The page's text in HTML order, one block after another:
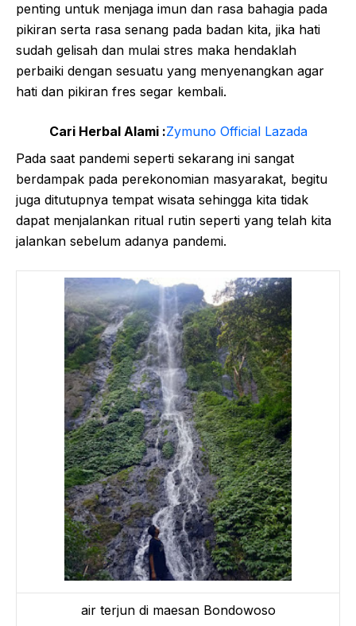
penting untuk menjaga imun dan rasa bahagia pada
pikiran serta rasa senang pada badan kita, jika hati
sudah gelisah dan mulai stres maka hendaklah
perbaiki dengan sesuatu yang menyenangkan agar
hati dan pikiran fres segar kembali.
Cari Herbal Alami :Zymuno Official Lazada
Pada saat pandemi seperti sekarang ini sangat
berdampak pada perekonomian masyarakat, begitu
juga ditutupnya tempat wisata sehingga kita tidak
dapat menjalankan ritual rutin seperti yang telah kita
jalankan sebelum adanya pandemi.
air terjun di maesan Bondowoso